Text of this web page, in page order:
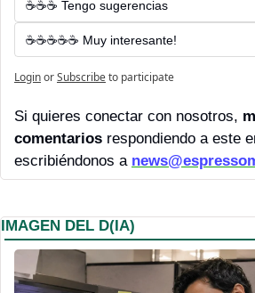
☕☕☕ Tengo sugerencias
☕☕☕☕☕ Muy interesante!
LoginorSubscribeto participate
Si quieres conectar con nosotros,
comentarios respondiendo a este
escribiéndonos a
IMAGEN DEL D(IA)